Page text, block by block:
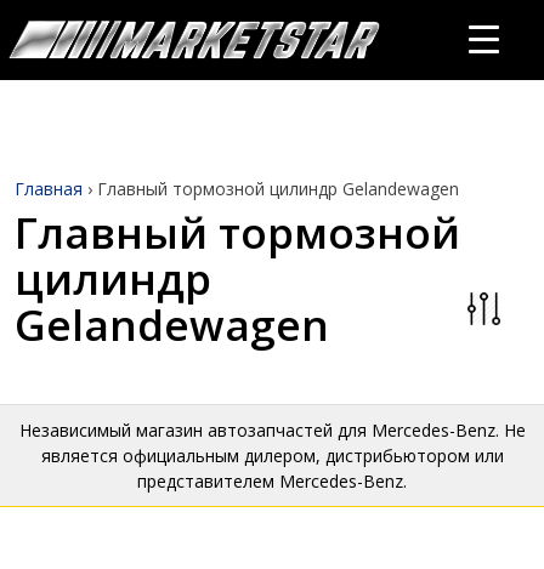
Главная › Главный тормозной цилиндр Gelandewagen
Главный тормозной
цилиндр
Gelandewagen
Независимый магазин автозапчастей для Mercedes-Benz. Не
является официальным дилером, дистрибьютором или
представителем Mercedes-Benz.